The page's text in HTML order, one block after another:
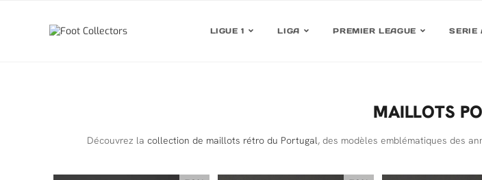
LIGUE 1 LIGA PREMIER LEAGUE SERIE
MAILLOTS
Découvrez la collection de maillots rétro du Portugal, des modèles emblématiques des